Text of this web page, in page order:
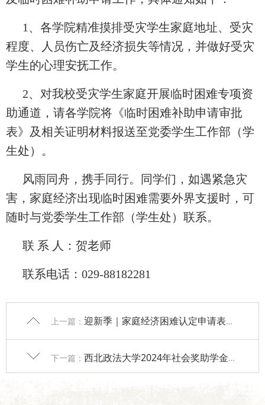
1 、 各学院精准摸排受灾学生家庭地址、受灾
程度、人员伤亡及经济损失等情况，并做好受灾
学生的心理安抚工作。
2、对我校受灾学生家庭开展临时困难专项资
助通道，请各学院将《临时困难补助申请审批
表》及相关证明材料报送至党委学生工作部（学
生处）。
风雨同舟，携手同行。同学们，如遇紧急灾
害，家庭经济出现临时困难需要外界支援时，可
随时与党委学生工作部（学生处）联系。
联 系 人：贺老师
联系电话： 029-88182281
上一篇： 迎新季｜家庭经济困难认定申请表的不会填？快看这里！
下一篇： 西北政法大学2024年社会奖助学金公示名单